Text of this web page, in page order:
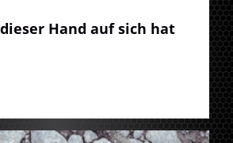
Hand auf sich hat